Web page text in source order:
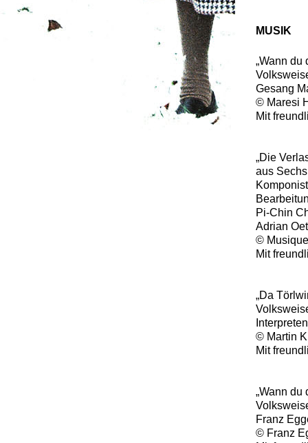
MUSIK
„Wann du
Gesang
© Maresi
Mit
„Die
aus
Pi-Chin
Adrian
©
Mit
„Da
© Martin
Mit
„Wann du
Franz
© Franz